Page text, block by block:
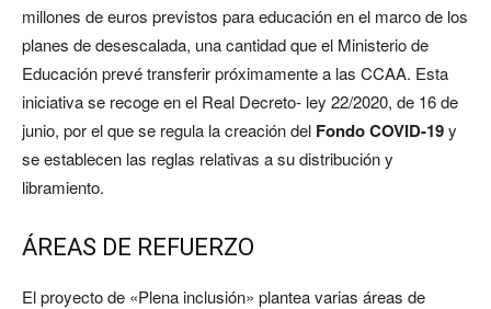
millones de euros previstos para educación en el marco de los
planes de desescalada, una cantidad que el Ministerio de
Educación prevé transferir próximamente a las CCAA. Esta
iniciativa se recoge en el Real Decreto- ley 22/2020, de 16 de
junio, por el que se regula la creación del Fondo COVID-19y
se establecen las reglas relativas a su distribución y
libramiento.
ÁREAS DE REFUERZO
El proyecto de «Plena inclusión» plantea varias áreas de